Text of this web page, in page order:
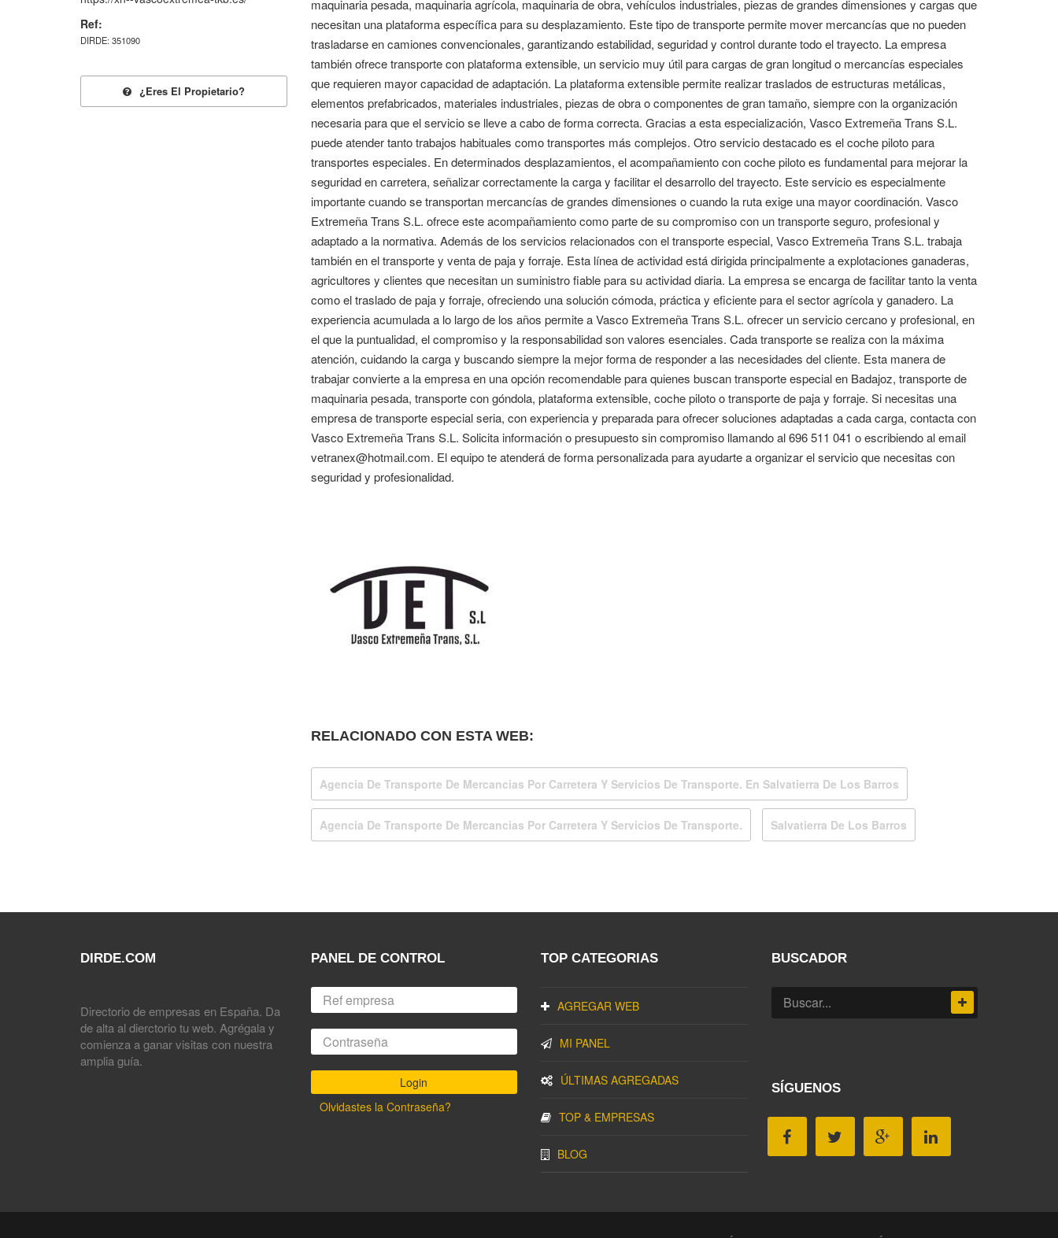
maquinaria pesada, maquinaria agrícola, maquinaria de obra, vehículos industriales, piezas de grandes dimensiones y cargas que
necesitan una plataforma específica para su desplazamiento. Este tipo de transporte permite mover mercancías que no pueden
trasladarse en camiones convencionales, garantizando estabilidad, seguridad y control durante todo el trayecto. La empresa
también ofrece transporte con plataforma extensible, un servicio muy útil para cargas de gran longitud o mercancías especiales
que requieren mayor capacidad de adaptación. La plataforma extensible permite realizar traslados de estructuras metálicas,
elementos prefabricados, materiales industriales, piezas de obra o componentes de gran tamaño, siempre con la organización
necesaria para que el servicio se lleve a cabo de forma correcta. Gracias a esta especialización, Vasco Extremeña Trans S.L.
puede atender tanto trabajos habituales como transportes más complejos. Otro servicio destacado es el coche piloto para
transportes especiales. En determinados desplazamientos, el acompañamiento con coche piloto es fundamental para mejorar la
seguridad en carretera, señalizar correctamente la carga y facilitar el desarrollo del trayecto. Este servicio es especialmente
importante cuando se transportan mercancías de grandes dimensiones o cuando la ruta exige una mayor coordinación. Vasco
Extremeña Trans S.L. ofrece este acompañamiento como parte de su compromiso con un transporte seguro, profesional y
adaptado a la normativa. Además de los servicios relacionados con el transporte especial, Vasco Extremeña Trans S.L. trabaja
también en el transporte y venta de paja y forraje. Esta línea de actividad está dirigida principalmente a explotaciones ganaderas,
agricultores y clientes que necesitan un suministro fiable para su actividad diaria. La empresa se encarga de facilitar tanto la venta
como el traslado de paja y forraje, ofreciendo una solución cómoda, práctica y eficiente para el sector agrícola y ganadero. La
experiencia acumulada a lo largo de los años permite a Vasco Extremeña Trans S.L. ofrecer un servicio cercano y profesional, en
el que la puntualidad, el compromiso y la responsabilidad son valores esenciales. Cada transporte se realiza con la máxima
atención, cuidando la carga y buscando siempre la mejor forma de responder a las necesidades del cliente. Esta manera de
trabajar convierte a la empresa en una opción recomendable para quienes buscan transporte especial en Badajoz, transporte de
maquinaria pesada, transporte con góndola, plataforma extensible, coche piloto o transporte de paja y forraje. Si necesitas una
empresa de transporte especial seria, con experiencia y preparada para ofrecer soluciones adaptadas a cada carga, contacta con
Vasco Extremeña Trans S.L. Solicita información o presupuesto sin compromiso llamando al 696 511 041 o escribiendo al email
vetranex@hotmail.com. El equipo te atenderá de forma personalizada para ayudarte a organizar el servicio que necesitas con
seguridad y profesionalidad.
RELACIONADO CON ESTA WEB:
Agencia De Transporte De Mercancias Por Carretera Y Servicios De Transporte. En Salvatierra De Los Barros
Agencia De Transporte De Mercancias Por Carretera Y Servicios De Transporte. Salvatierra De Los Barros
Ref:
DIRDE: 351090
¿eres El Propietario?
DIRDE.COM
Directorio de empresas en España. Da
de alta al dierctorio tu web. Agrégala y
comienza a ganar visitas con nuestra
amplia guía.
PANEL DE CONTROL
Olvidastes la Contraseña?
TOP CATEGORIAS
AGREGAR WEB
MI PANEL
ÚLTIMAS AGREGADAS
TOP & EMPRESAS
BLOG
BUSCADOR
SÍGUENOS